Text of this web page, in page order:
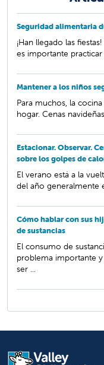
Seguridad alimentaria
¡Han llegado las
es importante practicar
Mantener a los niños
Para muchos, la
hogar. Cenas
Estacionar. Observar.
sobre los golpes de
El verano está a la
del año generalmente
Cómo hablar con sus
de sustancias
El consumo de
problema importante
ser ...